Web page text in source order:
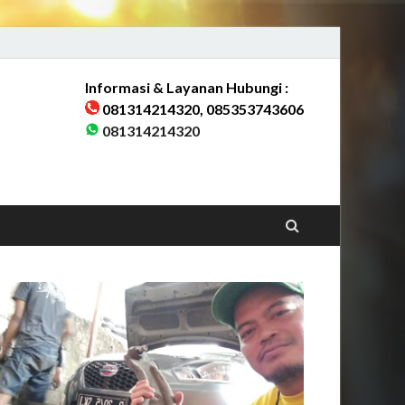
& Sekitarnya
Informasi & Layanan Hubungi :
081314214320, 085353743606
081314214320